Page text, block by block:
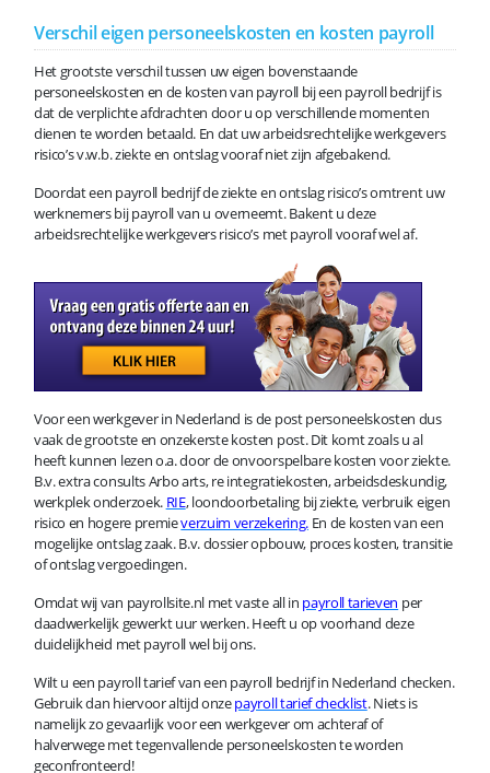
Verschil eigen personeelskosten en kosten payroll
Het grootste verschil tussen uw eigen bovenstaande
personeelskosten en de kosten van payroll bij een payroll bedrijf is
dat de verplichte afdrachten door u op verschillende momenten
dienen te worden betaald. En dat uw arbeidsrechtelijke werkgevers
risico’s v.w.b. ziekte en ontslag vooraf niet zijn afgebakend.
Doordat een payroll bedrijf de ziekte en ontslag risico’s omtrent uw
werknemers bij payroll van u overneemt. Bakent u deze
arbeidsrechtelijke werkgevers risico’s met payroll vooraf wel af.
Voor een werkgever in Nederland is de post personeelskosten dus
vaak de grootste en onzekerste kosten post. Dit komt zoals u al
heeft kunnen lezen o.a. door de onvoorspelbare kosten voor ziekte.
B.v. extra consults Arbo arts, re integratiekosten, arbeidsdeskundig,
werkplek onderzoek. RIE, loondoorbetaling bij ziekte, verbruik eigen
risico en hogere premieverzuim verzekering.En de kosten van een
mogelijke ontslag zaak. B.v. dossier opbouw, proces kosten, transitie
of ontslag vergoedingen.
Omdat wij van payrollsite.nl met vaste all in payroll tarieven per
daadwerkelijk gewerkt uur werken. Heeft u op voorhand deze
duidelijkheid met payroll wel bij ons.
Wilt u een payroll tarief van een payroll bedrijf in Nederland checken.
Gebruik dan hiervoor altijd onzepayroll tarief checklist. Niets is
namelijk zo gevaarlijk voor een werkgever om achteraf of
halverwege met tegenvallende personeelskosten te worden
geconfronteerd!